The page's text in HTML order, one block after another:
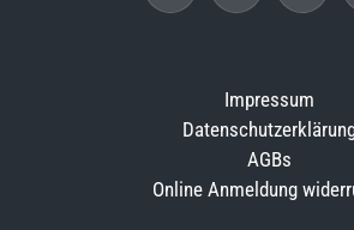
Impressum
AGBs
Online Anmeldung